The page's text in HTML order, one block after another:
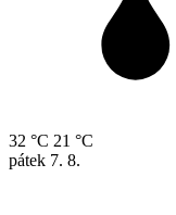
32 °C 21 °C
pátek 7. 8.